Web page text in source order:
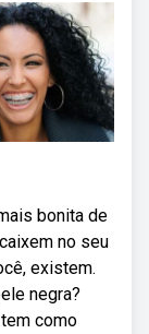
bonita de
no seu
existem.
negra?
como